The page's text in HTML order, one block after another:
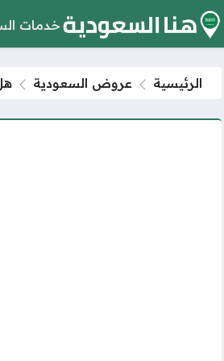
خدمات
الرئيسية عروض السعودية